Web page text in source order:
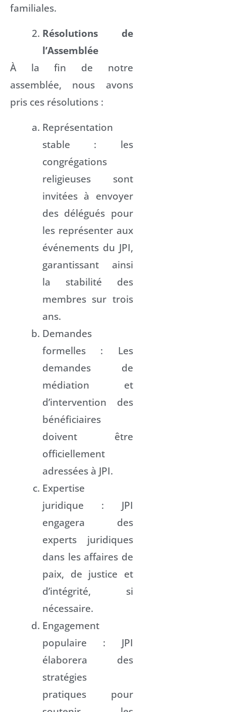
familiales.
Résolutions de
l’Assemblée
À la fin de notre
assemblée, nous avons
pris ces résolutions :
Représentation
stable : les
congrégations
religieuses sont
invitées à envoyer
des délégués pour
les représenter aux
événements du JPI,
garantissant ainsi
la stabilité des
membres sur trois
ans.
Demandes
formelles : Les
demandes de
médiation et
d’intervention des
bénéficiaires
doivent être
officiellement
adressées à JPI.
Expertise
juridique : JPI
engagera des
experts juridiques
dans les affaires de
paix, de justice et
d’intégrité, si
nécessaire.
Engagement
populaire : JPI
élaborera des
stratégies
pratiques pour